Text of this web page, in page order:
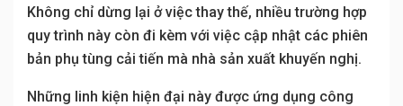
Không chỉ dừng lại ở việc thay thế, nhiều trường hợp
quy trình này còn đi kèm với việc cập nhật các phiên
bản phụ tùng cải tiến mà nhà sản xuất khuyến nghị.
Những linh kiện hiện đại này được ứng dụng công